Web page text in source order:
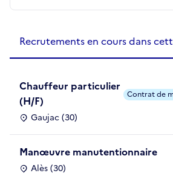
Recrutements en cours dans
Chauffeur particulier
(H/F)
Gaujac (30)
Contrat de
Manœuvre manutentionnaire
Alès (30)